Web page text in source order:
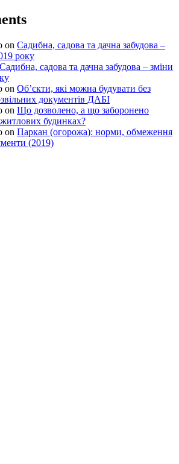
on Садибна, садова та дачна забудова –
року
Садибна, садова та дачна забудова – зміни
on Об’єкти, які можна будувати без
документів ДАБІ
on Що дозволено, а що заборонено
будинках?
on Паркан (огорожа): норми, обмеження
(2019)